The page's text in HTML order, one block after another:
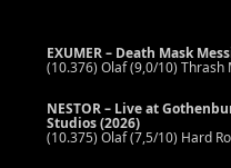
EXUMER – Death Mask
(10.376) Olaf (9,0/10) Thrash
NESTOR – Live at
Studios (2026)
(10.375) Olaf (7,5/10) Hard